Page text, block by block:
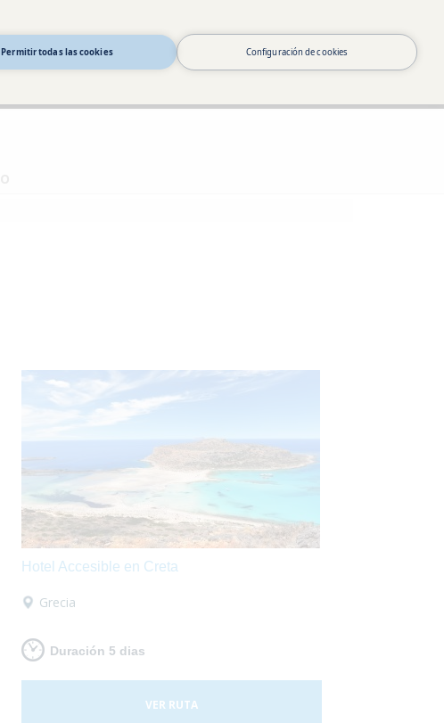
Permitir todas las cookies Configuración de cookies
Hotel Accesible en Creta
Grecia
Duración 5 dias
VER RUTA